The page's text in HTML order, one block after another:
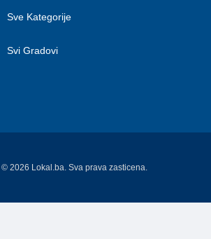
Sve Kategorije
Svi Gradovi
2026 Lokal.ba. Sva prava zasticena.